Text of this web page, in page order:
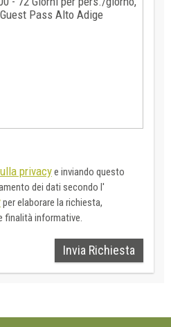
privacye inviando questo
dei dati secondo l'
per elaborare la richiesta,
finalità informative.
Invia Richiesta